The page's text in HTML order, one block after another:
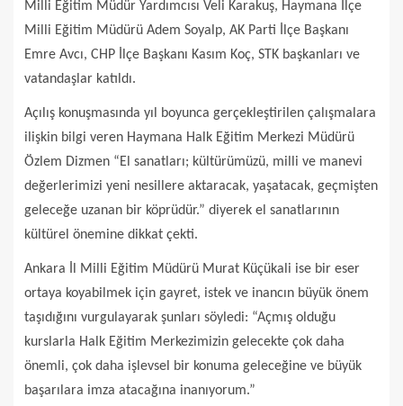
Milli Eğitim Müdür Yardımcısı Veli Karakuş, Haymana İlçe
Milli Eğitim Müdürü Adem Soyalp, AK Parti İlçe Başkanı
Emre Avcı, CHP İlçe Başkanı Kasım Koç, STK başkanları ve
vatandaşlar katıldı.
Açılış konuşmasında yıl boyunca gerçekleştirilen çalışmalara
ilişkin bilgi veren Haymana Halk Eğitim Merkezi Müdürü
Özlem Dizmen “El sanatları; kültürümüzü, milli ve manevi
değerlerimizi yeni nesillere aktaracak, yaşatacak, geçmişten
geleceğe uzanan bir köprüdür.” diyerek el sanatlarının
kültürel önemine dikkat çekti.
Ankara İl Milli Eğitim Müdürü Murat Küçükali ise bir eser
ortaya koyabilmek için gayret, istek ve inancın büyük önem
taşıdığını vurgulayarak şunları söyledi: “Açmış olduğu
kurslarla Halk Eğitim Merkezimizin gelecekte çok daha
önemli, çok daha işlevsel bir konuma geleceğine ve büyük
başarılara imza atacağına inanıyorum.”